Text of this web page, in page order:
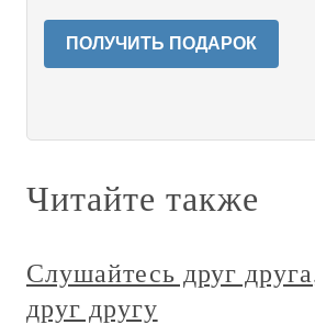
ПОЛУЧИТЬ ПОДАРОК
Читайте также
Слушайтесь друг
друг другу